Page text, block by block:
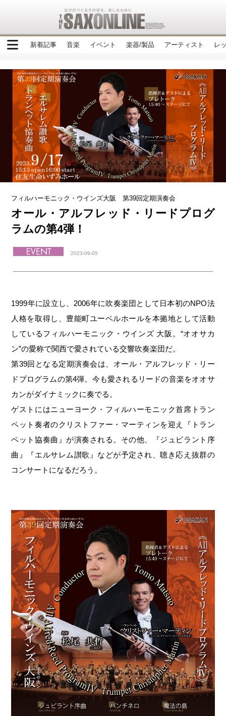
新着記事 音楽 イベント 楽器/製品 アーティスト レ
フィルハーモニック・ウインズ大阪 第39回定期演奏会
オール・アルフレッド・リードプログ
ラムの第4弾！
2023-09-05
1999年に設立し、2006年に吹奏楽団として日本初のNPO法
人格を取得し、豊能町ユーベルホールを本拠地として活動
しているフィルハーモニック・ウインズ 大阪。“オオサカ
ン”の愛称で関西で愛されている交響吹奏楽団だ。
第39回となる定期演奏会は、オール・アルフレッド・リー
ドプログラムの第4弾。今も愛されるリードの音楽をオオサ
カンがダイナミックに奏でる。
ゲストにはニューヨーク・フィルハーモニック首席トラン
ペット奏者のクリストファー・マーティンを迎え『トラン
ペット協奏曲』が演奏される。その他、『ジュビラント序
曲』『エルサレム讃歌』などが予定され、聴き応え抜群の
コンサートになるだろう。